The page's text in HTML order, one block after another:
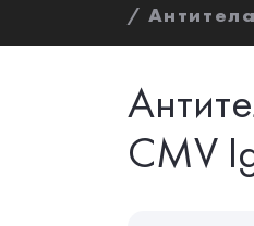
CMV